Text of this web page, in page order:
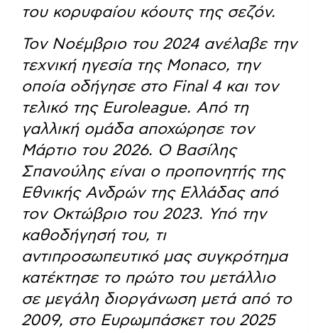
του κορυφαίου κόουτς της σεζόν.
Τον Νοέμβριο του 2024 ανέλαβε την
τεχνική ηγεσία της Monaco, την
οποία οδήγησε στο Final 4 και τον
τελικό της Euroleague. Από τη
γαλλική ομάδα αποχώρησε τον
Μάρτιο του 2026. Ο Βασίλης
Σπανούλης είναι ο προπονητής της
Εθνικής Ανδρών της Ελλάδας από
τον Οκτώβριο του 2023. Υπό την
καθοδήγησή του, τι
αντιπροσωπευτικό μας συγκρότημα
κατέκτησε το πρώτο του μετάλλιο
σε μεγάλη διοργάνωση μετά από το
2009, στο Ευρωμπάσκετ του 2025